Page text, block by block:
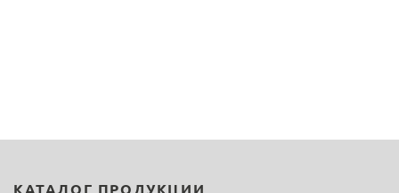
КАТАЛОГ ПРОДУКЦИИ